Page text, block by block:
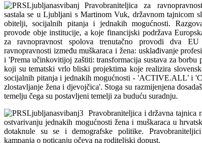
Pravobraniteljica za
sastala se u Ljubljani s Martinom Vuk, državnom tajnicom
obitelji, socijalnih pitanja i jednakih mogućnosti.
provode obje institucije, a koje financijski podržava
za ravnopravnost spolova trenutačno provodi dva EU
ravnopravnosti između muškaraca i žena: usklađivanje
i 'Prema učinkovitijoj zaštiti: transformacija sustava za borbu
koji su tematski vrlo bliski projektima koje realizira
socijalnih pitanja i jednakih mogućnosti - 'ACTIVE.ALL' i
zlostavljanje žena i djevojčica'. Stoga su razmijenjena
temelju čega su postavljeni temelji za buduću suradnju.
Pravobraniteljica i državna tajnica
ostvarivanju jednakih mogućnosti žena i muškaraca u
dotaknule su se i demografske politike.
kampanja o poticanju očeva na roditeljski dopust.